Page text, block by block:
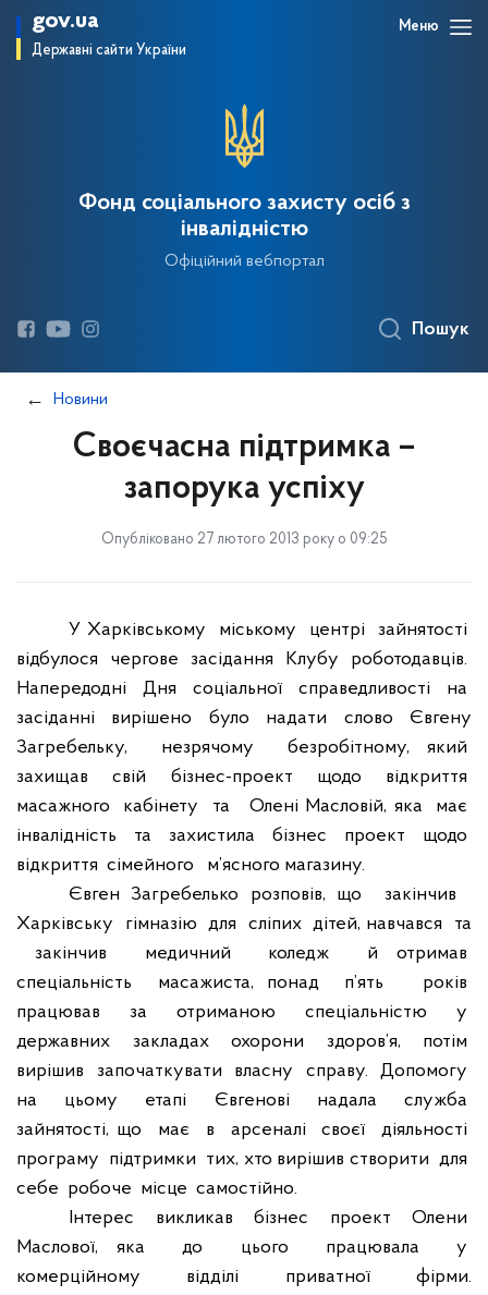
gov.ua
Державні сайти України
Меню
Фонд соціального захисту осіб з
інвалідністю
Офіційний вебпортал
Пошук
Новини
Своєчасна підтримка –
запорука успіху
Опубліковано 27 лютого 2013 року о 09:25
У Харківському міському центрі
зайнятості
відбулося
чергове засідання Клубу
роботодавців.
Напередодні
Дня соціальної справедливості
на
засіданні
вирішено було надати слово
Євгену
Загребельку,
незрячому
безробітному, який
захищав
свій бізнес-проект щодо
відкриття
масажного
кабінету та Олені Масловій, яка
має
інвалідність
та захистила бізнес проект
щодо
відкриття сімейного
м’ясного магазину.
Євген Загребелько розповів, що
закінчив
Харківську
гімназію для сліпих дітей, навчався
та
закінчив
медичний коледж
й отримав
спеціальність
масажиста, понад п’ять
років
працював
за отриманою спеціальністю
у
державних
закладах охорони здоров’я,
потім
вирішив
започаткувати власну справу.
Допомогу
на
цьому етапі Євгенові надала
служба
зайнятості, що
має в арсеналі своєї
діяльності
програму підтримки тих, хто вирішив створити для
себе робоче місце самостійно.
Інтерес
викликав бізнес проект
Олени
Маслової, яка
до цього працювала
у
комерційному
відділі приватної
фірми.